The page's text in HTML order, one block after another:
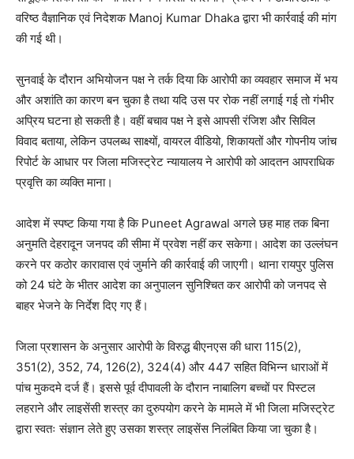
वरिष्ठ वैज्ञानिक एवं निदेशक Manoj Kumar Dhaka द्वारा भी कार्रवाई की मांग
की गई थी।
सुनवाई के दौरान अभियोजन पक्ष ने तर्क दिया कि आरोपी का व्यवहार समाज में भय
और अशांति का कारण बन चुका है तथा यदि उस पर रोक नहीं लगाई गई तो गंभीर
अप्रिय घटना हो सकती है। वहीं बचाव पक्ष ने इसे आपसी रंजिश और सिविल
विवाद बताया, लेकिन उपलब्ध साक्ष्यों, वायरल वीडियो, शिकायतों और गोपनीय जांच
रिपोर्ट के आधार पर जिला मजिस्ट्रेट न्यायालय ने आरोपी को आदतन आपराधिक
प्रवृत्ति का व्यक्ति माना।
आदेश में स्पष्ट किया गया है कि Puneet Agrawal अगले छह माह तक बिना
अनुमति देहरादून जनपद की सीमा में प्रवेश नहीं कर सकेगा। आदेश का उल्लंघन
करने पर कठोर कारावास एवं जुर्माने की कार्रवाई की जाएगी। थाना रायपुर पुलिस
को 24 घंटे के भीतर आदेश का अनुपालन सुनिश्चित कर आरोपी को जनपद से
बाहर भेजने के निर्देश दिए गए हैं।
जिला प्रशासन के अनुसार आरोपी के विरुद्ध बीएनएस की धारा 115(2),
351(2), 352, 74, 126(2), 324(4) और 447 सहित विभिन्न धाराओं में
पांच मुकदमे दर्ज हैं। इससे पूर्व दीपावली के दौरान नाबालिग बच्चों पर पिस्टल
लहराने और लाइसेंसी शस्त्र का दुरुपयोग करने के मामले में भी जिला मजिस्ट्रेट
द्वारा स्वतः संज्ञान लेते हुए उसका शस्त्र लाइसेंस निलंबित किया जा चुका है।